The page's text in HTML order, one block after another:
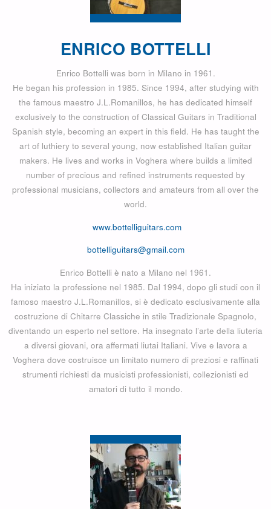
ENRICO BOTTELLI
Enrico Bottelli was born in Milano in 1961.
He began his profession in 1985. Since 1994, after studying with
the famous maestro J.L.Romanillos, he has dedicated himself
exclusively to the construction of Classical Guitars in Traditional
Spanish style, becoming an expert in this field. He has taught the
art of luthiery to several young, now established Italian guitar
makers. He lives and works in Voghera where builds a limited
number of precious and refined instruments requested by
professional musicians, collectors and amateurs from all over the
world.
www.bottelliguitars.com
bottelliguitars@gmail.com
Enrico Bottelli è nato a Milano nel 1961.
Ha iniziato la professione nel 1985. Dal 1994, dopo gli studi con il
famoso maestro J.L.Romanillos, si è dedicato esclusivamente alla
costruzione di Chitarre Classiche in stile Tradizionale Spagnolo,
diventando un esperto nel settore. Ha insegnato l’arte della liuteria
a diversi giovani, ora affermati liutai Italiani. Vive e lavora a
Voghera dove costruisce un limitato numero di preziosi e raffinati
strumenti richiesti da musicisti professionisti, collezionisti ed
amatori di tutto il mondo.